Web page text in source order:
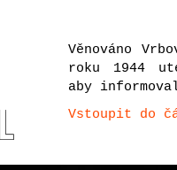
Věnováno
roku 1944
aby
Vstoupit do